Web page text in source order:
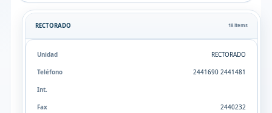
RECTORADO 18 items
RECTORADO
2441690 2441481
2440232